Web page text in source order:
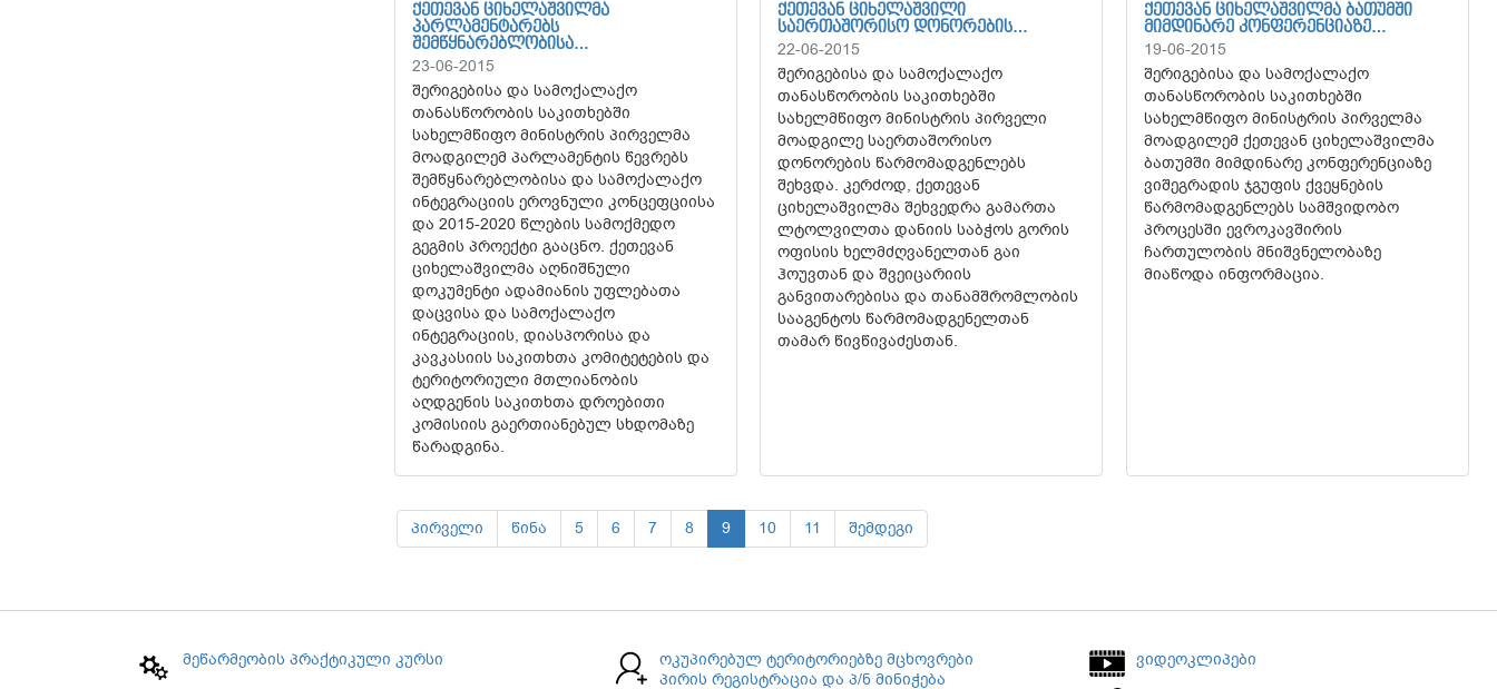
ᲥᲔᲗᲔᲕᲐᲜ ᲪᲘᲮᲔᲚᲐᲨᲕᲘᲚᲛᲐ
ᲞᲐᲠᲚᲐᲛᲔᲜᲢᲐᲠᲔᲑᲡ
ᲨᲔᲛᲬᲧᲜᲐᲠᲔᲑᲚᲝᲑᲘᲡᲐ…
23-06-2015
შერიგებისა და სამოქალაქო
თანასწორობის საკითხებში
სახელმწიფო მინისტრის პირველმა
მოადგილემ პარლამენტის წევრებს
შემწყნარებლობისა და სამოქალაქო
ინტეგრაციის ეროვნული კონცეფციისა
და 2015-2020 წლების სამოქმედო
გეგმის პროექტი გააცნო. ქეთევან
ციხელაშვილმა აღნიშნული
დოკუმენტი ადამიანის უფლებათა
დაცვისა და სამოქალაქო
ინტეგრაციის, დიასპორისა და
კავკასიის საკითხთა კომიტეტების და
ტერიტორიული მთლიანობის
აღდგენის საკითხთა დროებითი
კომისიის გაერთიანებულ სხდომაზე
წარადგინა.
ᲥᲔᲗᲔᲕᲐᲜ ᲪᲘᲮᲔᲚᲐᲨᲕᲘᲚᲘ
ᲡᲐᲔᲠᲗᲐᲨᲝᲠᲘᲡᲝ ᲓᲝᲜᲝᲠᲔᲑᲘᲡ…
22-06-2015
შერიგებისა და სამოქალაქო
თანასწორობის საკითხებში
სახელმწიფო მინისტრის პირველი
მოადგილე საერთაშორისო
დონორების წარმომადგენლებს
შეხვდა. კერძოდ, ქეთევან
ციხელაშვილმა შეხვედრა გამართა
ლტოლვილთა დანიის საბჭოს გორის
ოფისის ხელმძღვანელთან გაი
ჰოუვთან და შვეიცარიის
განვითარებისა და თანამშრომლობის
სააგენტოს წარმომადგენელთან
თამარ წივწივაძესთან.
ᲥᲔᲗᲔᲕᲐᲜ ᲪᲘᲮᲔᲚᲐᲨᲕᲘᲚᲛᲐ ᲑᲐᲗᲣᲛᲨᲘ
ᲛᲘᲛᲓᲘᲜᲐᲠᲔ ᲙᲝᲜᲤᲔᲠᲔᲜᲪᲘᲐᲖᲔ…
19-06-2015
შერიგებისა და სამოქალაქო
თანასწორობის საკითხებში
სახელმწიფო მინისტრის პირველმა
მოადგილემ ქეთევან ციხელაშვილმა
ბათუმში მიმდინარე კონფერენციაზე
ვიშეგრადის ჯგუფის ქვეყნების
წარმომადგენლებს სამშვიდობო
პროცესში ევროკავშირის
ჩართულობის მნიშვნელობაზე
მიაწოდა ინფორმაცია.
პირველი წინა 5 6 7 8 9 10 11 შემდეგი
მეწარმეობის პრაქტიკული კურსი
ოკუპირებულ ტერიტორიებზე მცხოვრები
პირის რეგისტრაცია და პ/ნ მინიჭება
ვიდეოკლიპები